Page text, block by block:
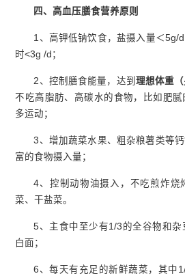
四、 高血压膳食营养原则
1、高钾低钠饮食，盐摄入量＜5g/
时<3g /d；
2、控制膳食能量，达到 理想体重
不吃高脂肪、高碳水的食物，比如肥
多运动；
3、增加蔬菜水果、粗杂粮薯类等
富的食物摄入量；
4、控制动物油摄入，不吃煎炸烧
菜、干盐菜。
5、主食中至少有1/3的全谷物和
白面；
6、每天有充足的新鲜蔬菜，其中